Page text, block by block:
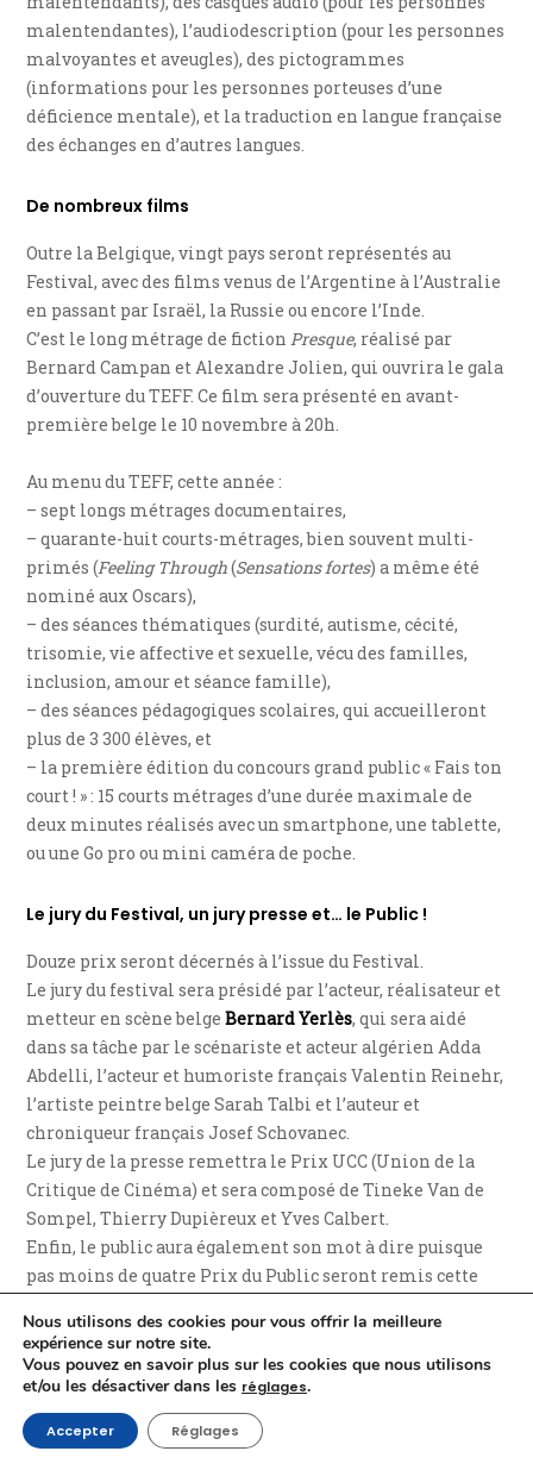
malentendantes), l’audiodescription (pour les personnes
malvoyantes et aveugles), des pictogrammes
(informations pour les personnes porteuses d’une
déficience mentale), et la traduction en langue française
des échanges en d’autres langues.
De nombreux films
Outre la Belgique, vingt pays seront représentés au
Festival, avec des films venus de l’Argentine à l’Australie
en passant par Israël, la Russie ou encore l’Inde.
C’est le long métrage de fictionPresque, réalisé par
Bernard Campan et Alexandre Jolien, qui ouvrira le gala
d’ouverture du TEFF. Ce film sera présenté en avant-
première belge le 10 novembre à 20h.
Au menu du TEFF, cette année :
– sept longs métrages documentaires,
– quarante-huit courts-métrages, bien souvent multi-
primés (Feeling Through(Sensations fortes) a même été
nominé aux Oscars),
– des séances thématiques (surdité, autisme, cécité,
trisomie, vie affective et sexuelle, vécu des familles,
inclusion, amour et séance famille),
– des séances pédagogiques scolaires, qui accueilleront
plus de 3 300 élèves, et
– la première édition du concours grand public « Fais ton
court ! » : 15 courts métrages d’une durée maximale de
deux minutes réalisés avec un smartphone, une tablette,
ou une Go pro ou mini caméra de poche.
Le jury du Festival, un jury presse et… le Public !
Douze prix seront décernés à l’issue du Festival.
Le jury du festival sera présidé par l’acteur, réalisateur et
metteur en scène belgeBernard Yerlès, qui sera aidé
dans sa tâche par le scénariste et acteur algérien Adda
Abdelli, l’acteur et humoriste français Valentin Reinehr,
l’artiste peintre belge Sarah Talbi et l’auteur et
chroniqueur français Josef Schovanec.
Le jury de la presse remettra le Prix UCC (Union de la
Critique de Cinéma) et sera composé de Tineke Van de
Sompel, Thierry Dupièreux et Yves Calbert.
Enfin, le public aura également son mot à dire puisque
pas moins de quatre Prix du Public seront remis cette
Un programme varié
Le 6eTEFF ? Des films, oui… mais pas que ! Ce sera aussi :
Nous utilisons des cookies pour vous offrir la meilleure
expérience sur notre site.
Vous pouvez en savoir plus sur les cookies que nous utilisons
et/ou les désactiver dans les réglages.
Accepter Réglages